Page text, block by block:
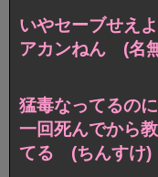
いやセーブせえ
アカンねん (名
猛毒なってるの
一回死んでから
てる (ちんすけ)